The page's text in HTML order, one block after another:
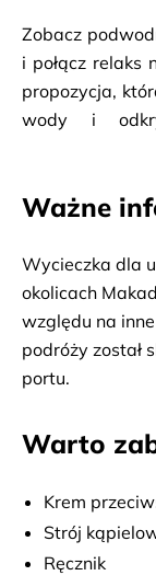
Zobacz
i połącz relaks
propozycja,
wody i
wyruszysz w
czeka na
– rafa
oknom
bliska –
formacje
obserwacji rafy
To moment na
skorzystać z
odkrywać
się na
trakcie
Ważne
Wycieczka dla
okolicach
względu na
podróży został
portu.
Warto
Krem
Strój
Ręcznik